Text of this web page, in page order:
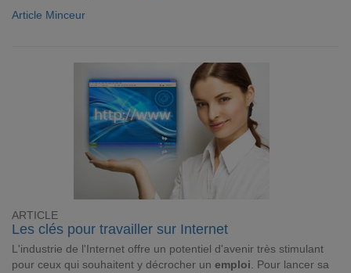
Article Minceur
ARTICLE
Les clés pour travailler sur Internet
L'industrie de l'Internet offre un potentiel d'avenir très stimulant
pour ceux qui souhaitent y décrocher un emploi . Pour lancer sa